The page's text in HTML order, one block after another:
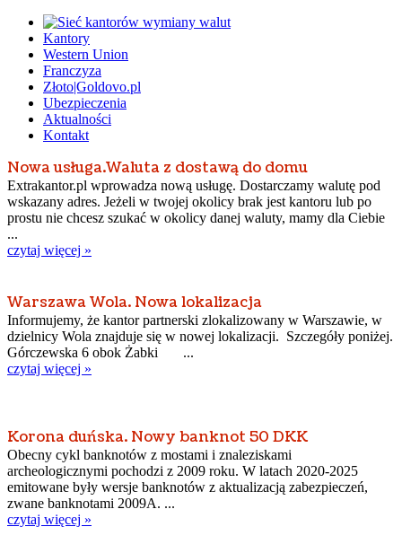
Kantory
Western Union
Franczyza
Złoto|Goldovo.pl
Ubezpieczenia
Aktualności
Kontakt
Nowa usługa.Waluta z dostawą do domu
Extrakantor.pl wprowadza nową usługę. Dostarczamy walutę pod
wskazany adres. Jeżeli w twojej okolicy brak jest kantoru lub po
prostu nie chcesz szukać w okolicy danej waluty, mamy dla Ciebie
...
czytaj więcej »
Warszawa Wola. Nowa lokalizacja
Informujemy, że kantor partnerski zlokalizowany w Warszawie, w
dzielnicy Wola znajduje się w nowej lokalizacji. Szczegóły poniżej.
Górczewska 6 obok Żabki ...
czytaj więcej »
Korona duńska. Nowy banknot 50 DKK
Obecny cykl banknotów z mostami i znaleziskami
archeologicznymi pochodzi z 2009 roku. W latach 2020-2025
emitowane były wersje banknotów z aktualizacją zabezpieczeń,
zwane banknotami 2009A. ...
czytaj więcej »